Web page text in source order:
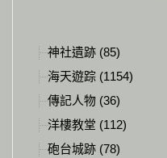
神社遺跡 (85)
海天遊踪 (1154)
傳記人物 (36)
洋樓教堂 (112)
砲台城跡 (78)